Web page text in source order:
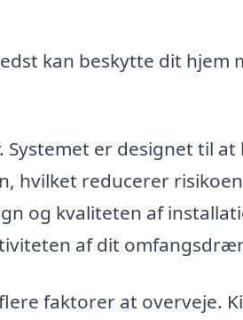
kan beskytte dit hjem
er designet til at
hvilket reducerer
og kvaliteten af
af dit
faktorer at overveje.